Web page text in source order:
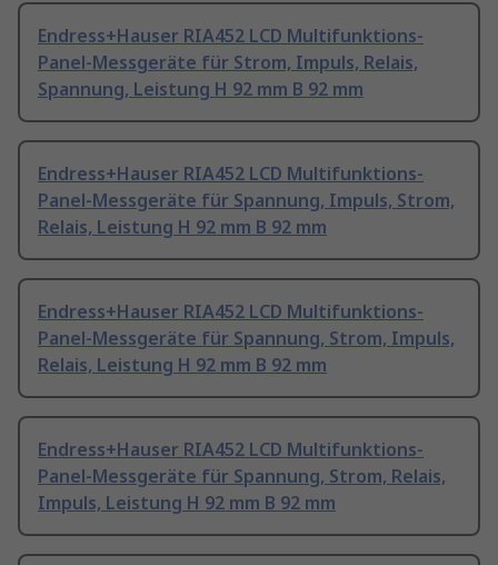
Endress+Hauser RIA452 LCD Multifunktions-
Panel-Messgeräte für Strom, Impuls, Relais,
Spannung, Leistung H 92 mm B 92 mm
Endress+Hauser RIA452 LCD Multifunktions-
Panel-Messgeräte für Spannung, Impuls, Strom,
Relais, Leistung H 92 mm B 92 mm
Endress+Hauser RIA452 LCD Multifunktions-
Panel-Messgeräte für Spannung, Strom, Impuls,
Relais, Leistung H 92 mm B 92 mm
Endress+Hauser RIA452 LCD Multifunktions-
Panel-Messgeräte für Spannung, Strom, Relais,
Impuls, Leistung H 92 mm B 92 mm